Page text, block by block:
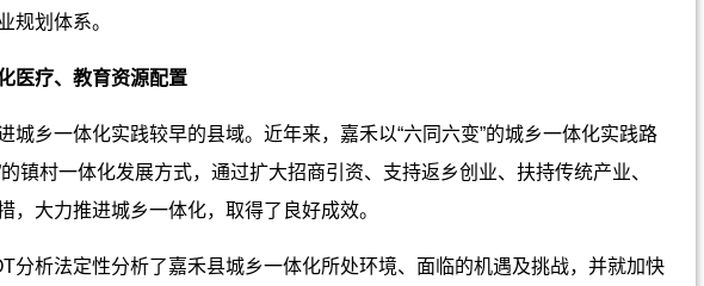
规划体系。
医疗、教育资源配置
乡一体化实践较早的县域。近年来，嘉禾以“六同六变”的城乡一体化实践路
的镇村一体化发展方式，通过扩大招商引资、支持返乡创业、扶持传统产业、
，大力推进城乡一体化，取得了良好成效。
析法定性分析了嘉禾县城乡一体化所处环境、面临的机遇及挑战，并就加快